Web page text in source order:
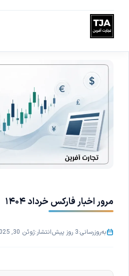
پرش
به
مرور اخبار فارکس خرداد ۱۴۰۴
به‌روزرسانی:3 روز پیش انتشار:ژوئن 30, 2025